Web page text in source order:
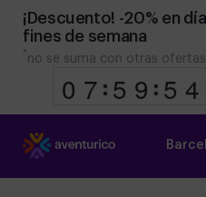
¡Descuento! -20% en
fines de semana
* no se suma con otras ofertas